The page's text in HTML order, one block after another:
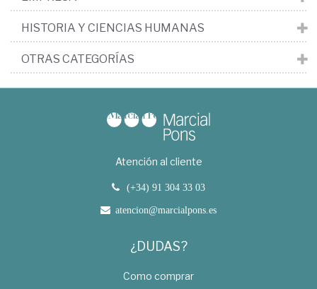
HISTORIA Y CIENCIAS HUMANAS
OTRAS CATEGORÍAS
Atención al cliente
(+34) 91 304 33 03
atencion@marcialpons.es
¿DUDAS?
Como comprar